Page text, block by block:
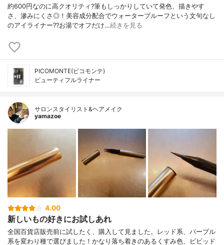
約600円なのに高クオリティ?筆もしっかりしていて発色、描きやす
さ、滲みにくさ◎！美容成分配合でウォータープルーフという文句なし
のアイライナー??お湯でオフだけ…続きを見る
PICOMONTE(ピコモンテ)
ビューティフルライナー
サロンスタイリスト&ヘアメイク
yamazoe
4.00
新しいもの好きにお試しあれ
全国百貨店販売前に試したく、購入して見ました。レッド系、パープル
系を変わり種で選びました！かなり落ち着きのあるくすみ色、ビビッド